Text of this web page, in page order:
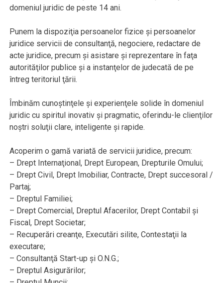
domeniul juridic de peste 14 ani.
Punem la dispoziţia persoanelor fizice şi persoanelor
juridice servicii de consultanţă, negociere, redactare de
acte juridice, precum şi asistare şi reprezentare în faţa
autorităţilor publice şi a instanţelor de judecată de pe
întreg teritoriul ţării.
Îmbinăm cunoştinţele şi experienţele solide în domeniul
juridic cu spiritul inovativ şi pragmatic, oferindu-le clienţilor
noştri soluţii clare, inteligente şi rapide.
Acoperim o gamă variată de servicii juridice, precum:
– Drept Internaţional, Drept European, Drepturile Omului;
– Drept Civil, Drept Imobiliar, Contracte, Drept succesoral /
Partaj;
– Dreptul Familiei;
– Drept Comercial, Dreptul Afacerilor, Drept Contabil şi
Fiscal, Drept Societar;
– Recuperări creanţe, Executări silite, Contestaţii la
executare;
– Consultanţă Start-up şi O.N.G.;
– Dreptul Asigurărilor;